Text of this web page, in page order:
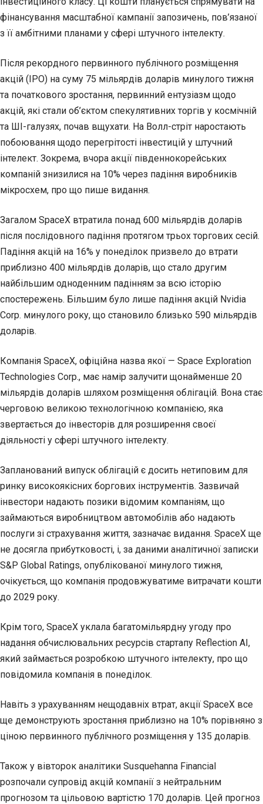
фінансування масштабної кампанії запозичень, пов’язаної
з її амбітними планами у сфері штучного інтелекту.
Після рекордного первинного публічного розміщення
акцій (IPO) на суму 75 мільярдів доларів минулого тижня
та початкового зростання, первинний ентузіазм щодо
акцій, які стали об’єктом спекулятивних торгів у космічній
та ШІ-галузях, почав вщухати. На Волл-стріт наростають
побоювання щодо перегрітості інвестицій у штучний
інтелект. Зокрема, вчора акції південнокорейських
компаній знизилися на 10% через падіння виробників
мікросхем, про що пише видання.
Загалом SpaceX втратила понад 600 мільярдів доларів
після послідовного падіння протягом трьох торгових сесій.
Падіння акцій на 16% у понеділок призвело до втрати
приблизно 400 мільярдів доларів, що стало другим
найбільшим одноденним падінням за всю історію
спостережень. Більшим було лише падіння акцій Nvidia
Corp. минулого року, що становило близько 590 мільярдів
доларів.
Компанія SpaceX, офіційна назва якої — Space Exploration
Technologies Corp., має намір залучити щонайменше 20
мільярдів доларів шляхом розміщення облігацій. Вона стає
черговою великою технологічною компанією, яка
звертається до інвесторів для розширення своєї
діяльності у сфері штучного інтелекту.
Запланований випуск облігацій є досить нетиповим для
ринку високоякісних боргових інструментів. Зазвичай
інвестори надають позики відомим компаніям, що
займаються виробництвом автомобілів або надають
послуги зі страхування життя, зазначає видання. SpaceX ще
не досягла прибутковості, і, за даними аналітичної записки
S&P Global Ratings, опублікованої минулого тижня,
очікується, що компанія продовжуватиме витрачати кошти
до 2029 року.
Крім того, SpaceX уклала багатомільярдну угоду про
надання обчислювальних ресурсів стартапу Reflection AI,
який займається розробкою штучного інтелекту, про що
повідомила компанія в понеділок.
Навіть з урахуванням нещодавніх втрат, акції SpaceX все
ще демонструють зростання приблизно на 10% порівняно з
ціною первинного публічного розміщення у 135 доларів.
Також у вівторок аналітики Susquehanna Financial
розпочали супровід акцій компанії з нейтральним
прогнозом та цільовою вартістю 170 доларів. Цей прогноз